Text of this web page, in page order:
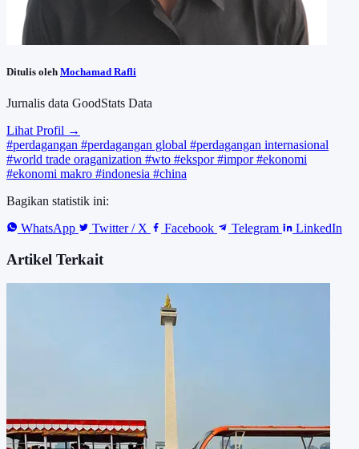
Ditulis oleh Mochamad Rafli
Jurnalis data GoodStats Data
Lihat Profil →
#perdagangan #perdagangan global #perdagangan internasional
#world trade oraganization #wto #ekspor#impor#ekonomi
#ekonomi makro #indonesia #china
Bagikan statistik ini:
WhatsApp
Twitter / X Facebook Telegram LinkedIn
Artikel Terkait